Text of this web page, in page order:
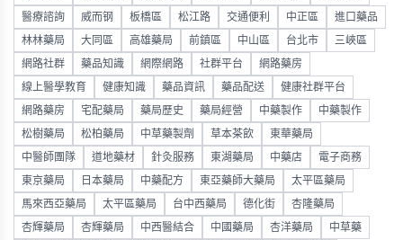
醫療諮詢 威而钢 板橋區 松江路 交通便利 中正區 進口藥品
林林藥局 大同區 高雄藥局 前鎮區 中山區 台北市 三峽區
網路社群 藥品知識 網際網路 社群平台 網路藥房
線上醫學教育 健康知識 藥品資訊 藥品配送 健康社群平台
網路藥房 宅配藥局 藥局歷史 藥局經營 中藥製作 中藥製作
松樹藥局 松柏藥局 中草藥製劑 草本茶飲 東華藥局
中醫師團隊 道地藥材 針灸服務 東湖藥局 中藥店 電子商務
東京藥局 日本藥局 中藥配方 東亞藥師大藥局 太平區藥局
馬來西亞藥局 太平區藥局 台中西藥局 德化街 杏隆藥局
杏輝藥局 杏輝藥局 中西醫結合 中國藥局 杏洋藥局 中草藥